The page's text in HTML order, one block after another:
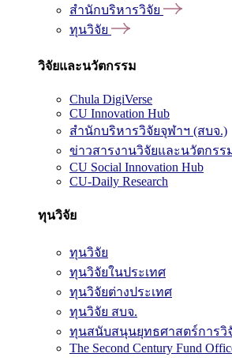
สำนักบริหารวิจัย
ทุนวิจัย
วิจัยและนวัตกรรม
Chula DigiVerse
CU Innovation Hub
สำนักบริหารวิจัยจุฬาฯ (สบจ.)
ข่าวสารงานวิจัยและนวัตกรร
CU Social Innovation Hub
CU-Daily Research
ทุนวิจัย
ทุนวิจัย
ทุนวิจัยในประเทศ
ทุนวิจัยต่างประเทศ
ทุนวิจัย สบจ.
ทุนสนับสนุนยุทธศาสตร์การวิ
The Second Century Fund